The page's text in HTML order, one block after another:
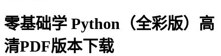
零基础学 Python（全彩版）高
清PDF版本下载